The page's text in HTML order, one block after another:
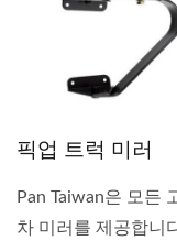
픽업 트럭 미러
Pan Taiwan은 모든
차 미러를 제공합니